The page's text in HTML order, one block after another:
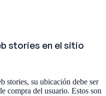
stories en el sitio
stories, su ubicación debe ser
compra del usuario. Estos son